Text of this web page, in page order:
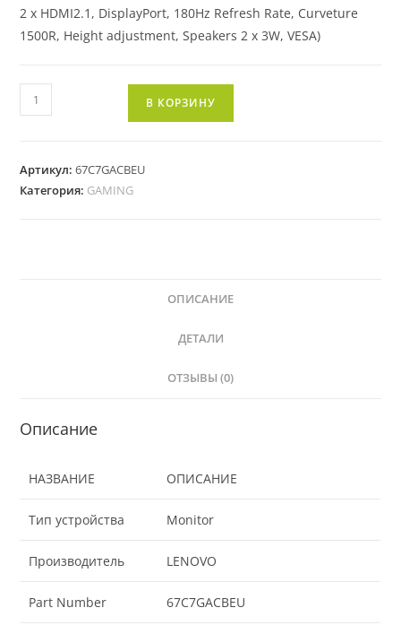
2 x HDMI2.1, DisplayPort, 180Hz Refresh Rate, Curveture
1500R, Height adjustment, Speakers 2 x 3W, VESA)
В КОРЗИНУ
Артикул:67C7GACBEU
Категория: GAMING
ОПИСАНИЕ
ДЕТАЛИ
ОТЗЫВЫ (0)
Описание
НАЗВАНИЕ ОПИСАНИЕ
Тип устройства Monitor
Производитель LENOVO
Part Number 67C7GACBEU